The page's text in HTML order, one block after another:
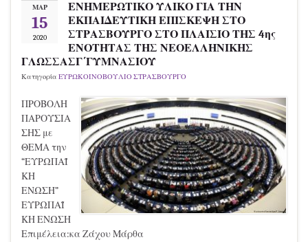
ΜΑΡ
15
2020
ΕΝΗΜΕΡΩΤΙΚΟ ΥΛΙΚΟ ΓΙΑ ΤΗΝ
ΕΚΠΑΙΔΕΥΤΙΚΗ ΕΠΙΣΚΕΨΗ ΣΤΟ
ΣΤΡΑΣΒΟΥΡΓΟ ΣΤΟ ΠΛΑΙΣΙΟ ΤΗΣ 4ης
ΕΝΟΤΗΤΑΣ ΤΗΣ ΝΕΟΕΛΛΗΝΙΚΗΣ
ΓΛΩΣΣΑΣΓ΄ΓΥΜΝΑΣΙΟΥ
Κατηγορία ΕΥΡΩΚΟΙΝΟΒΟΥΛΙΟ ΣΤΡΑΣΒΟΥΡΓΟ
ΠΡΟΒΟΛΗ
ΠΑΡΟΥΣΙΑ
ΣΗΣ με
ΘΕΜΑ την
“ΕΥΡΩΠΑΪ
ΚΗ
ΕΝΩΣΗ”
ΕΥΡΩΠΑΪ
ΚΗ ΕΝΩΣΗ
Επιμέλεια:κα Ζάχου Μάρθα